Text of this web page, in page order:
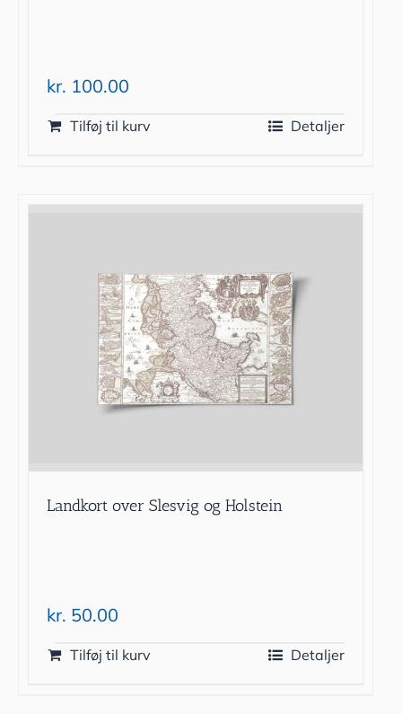
kr. 100.00
Tilføj til kurv Detaljer
Landkort over Slesvig og Holstein
kr. 50.00
Tilføj til kurv Detaljer